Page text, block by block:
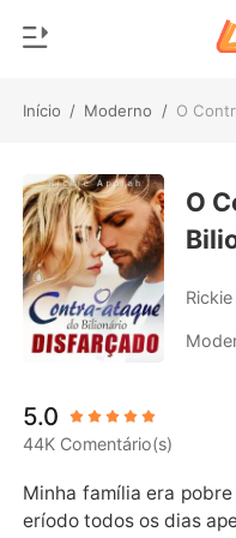
Início / Moderno / O
Loja
Histórico
Sair
Baixar App
Gênero
Moderno
Lobisomem
Contos
Bilionários
O
5.0
44K Comentário(s)
Minha família era
eríodo todos os dias